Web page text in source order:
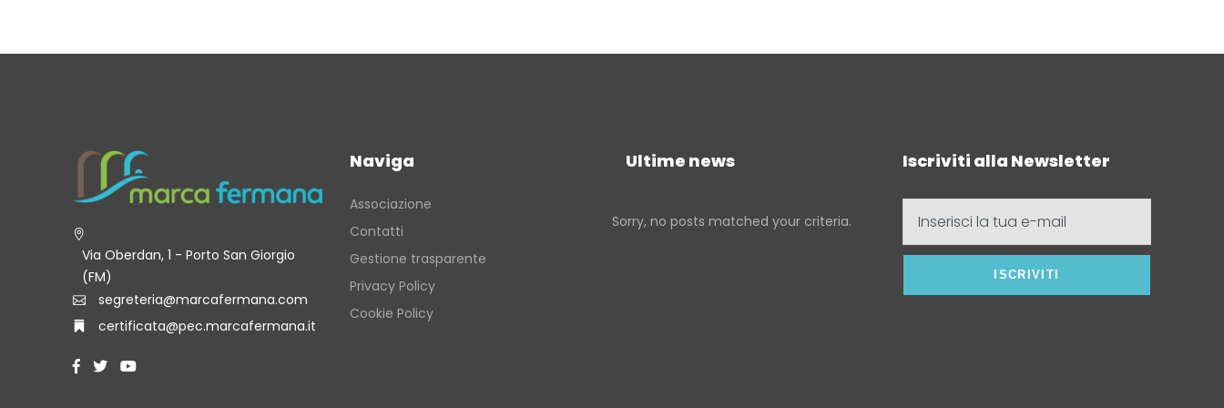
Via Oberdan, 1 - Porto San Giorgio
(FM)
segreteria@marcafermana.com
certificata@pec.marcafermana.it
Naviga
Associazione
Contatti
Gestione trasparente
Privacy Policy
Cookie Policy
Ultime news
Sorry, no posts matched your criteria.
Iscriviti alla Newsletter
tua
mail